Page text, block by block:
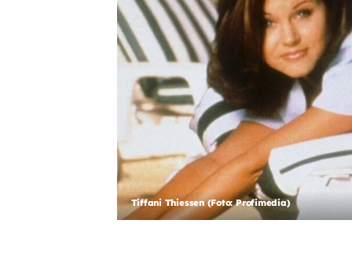
Tiffani Thiessen (Foto: Profimedia)